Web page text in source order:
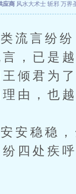
应商 风水大术士 斩邪 万界
言纷纷
，已是
倾君为
由，也
稳稳，
四处疾